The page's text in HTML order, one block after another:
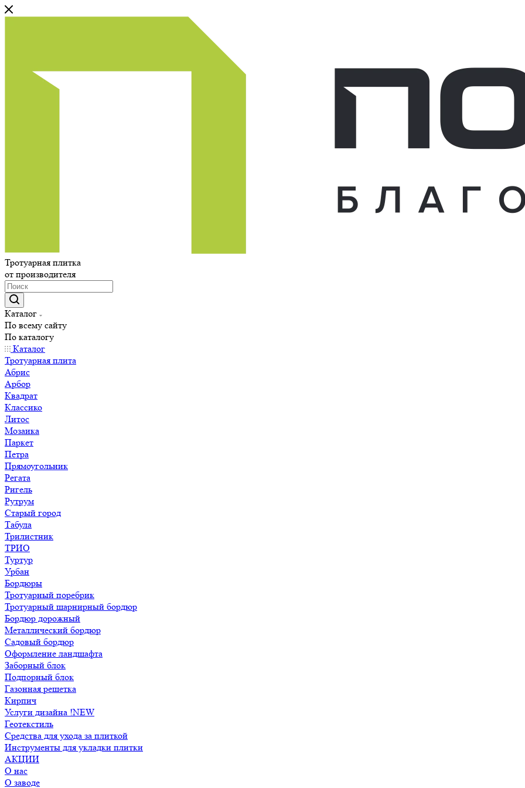
Тротуарная плитка
от производителя
Каталог
По всему сайту
По каталогу
Каталог
Тротуарная плита
Абрис
Арбор
Квадрат
Классико
Литос
Мозаика
Паркет
Петра
Прямоугольник
Регата
Ригель
Рутрум
Старый город
Табула
Трилистник
ТРИО
Туртур
Урбан
Бордюры
Тротуарный поребрик
Тротуарный шарнирный бордюр
Бордюр дорожный
Металлический бордюр
Садовый бордюр
Оформление ландшафта
Заборный блок
Подпорный блок
Газонная решетка
Кирпич
Услуги дизайна !NEW
Геотекстиль
Средства для ухода за плиткой
Инструменты для укладки плитки
АКЦИИ
О нас
О заводе